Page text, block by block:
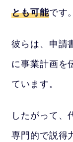
とも可能です。
彼らは、申請
に事業計画を
ています。
したがって、
専門的で説得